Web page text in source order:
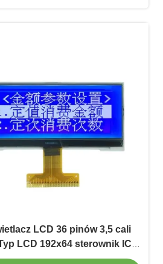
LCD 36 pinów 3,5 cali
LCD 192x64 sterownik IC
IST3020